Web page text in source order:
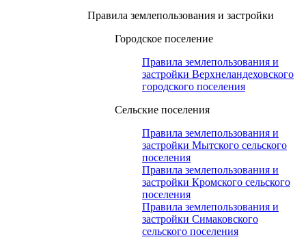
Правила землепользования и застройки
Городское поселение
Правила землепользования и
застройки Верхнеландеховского
городского поселения
Сельские поселения
Правила землепользования и
застройки Мытского сельского
поселения
Правила землепользования и
застройки Кромского сельского
поселения
Правила землепользования и
застройки Симаковского
сельского поселения